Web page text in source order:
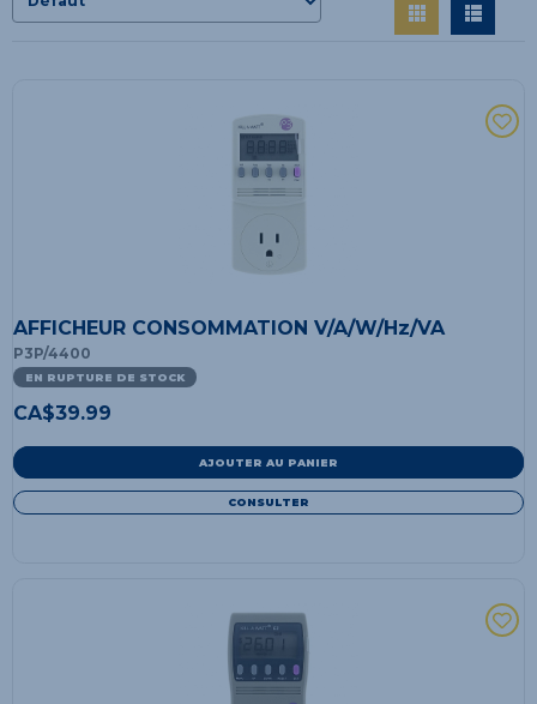
AFFICHEUR CONSOMMATION V/A/W/Hz/VA
P3P/4400
EN RUPTURE DE STOCK
CA$39.99
AJOUTER AU PANIER
CONSULTER